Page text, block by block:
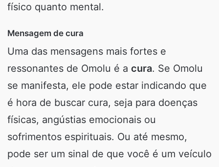
físico quanto mental.
Mensagem de cura
Uma das mensagens mais fortes e
ressonantes de Omolu é a cura. Se Omolu
se manifesta, ele pode estar indicando que
é hora de buscar cura, seja para doenças
físicas, angústias emocionais ou
sofrimentos espirituais. Ou até mesmo,
pode ser um sinal de que você é um veículo